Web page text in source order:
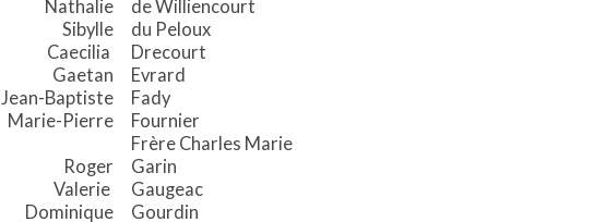
Nathalie
de Williencourt
Sibylle
du Peloux
​Caecilia
​Drecourt
Gaetan
Evrard
Jean-Baptiste
Fady
Marie-Pierre
Fournier
Frère Charles Marie
Roger
Garin
Valerie
Gaugeac
Dominique
Gourdin